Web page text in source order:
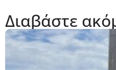
Διαβάστε